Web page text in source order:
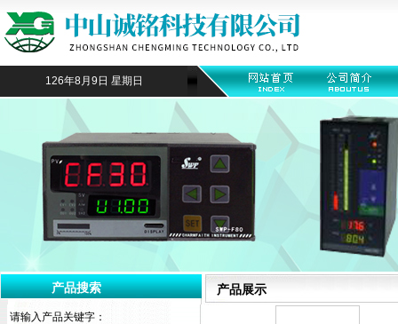
126年8月9日 星期日
产品搜索
请输入产品关键字：
产品展示